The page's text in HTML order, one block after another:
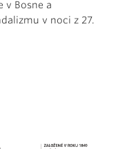
v Bosne a
v noci z 27.